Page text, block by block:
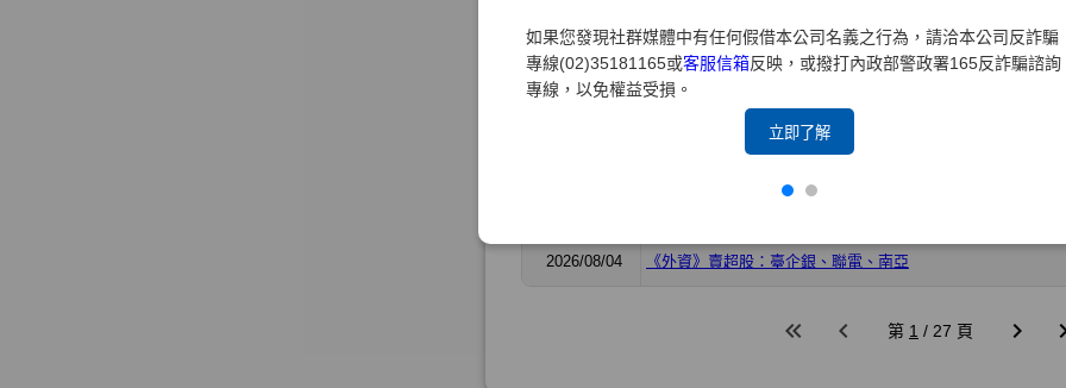
如果您發現社群媒體中有任何假借本公司名義之行為，請洽本公司反詐騙
專線(02)35181165或客服信箱反映，或撥打內政部警政署165反詐騙諮詢
專線，以免權益受損。
立即了解